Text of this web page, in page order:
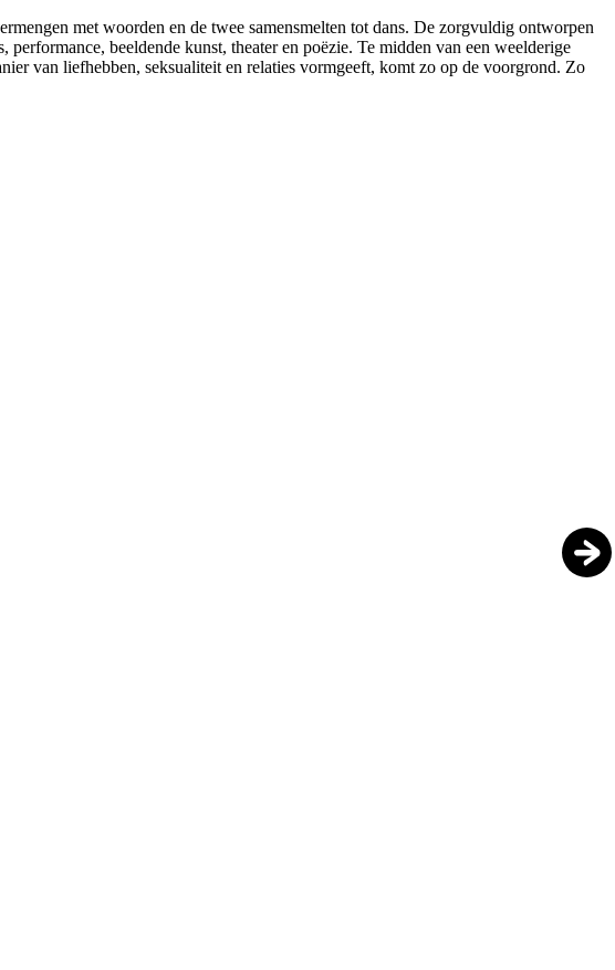
met woorden en de twee samensmelten tot dans. De zorgvuldig ontworpen
beeldende kunst, theater en poëzie. Te midden van een weelderige
van liefhebben, seksualiteit en relaties vormgeeft, komt zo op de voorgrond. Zo